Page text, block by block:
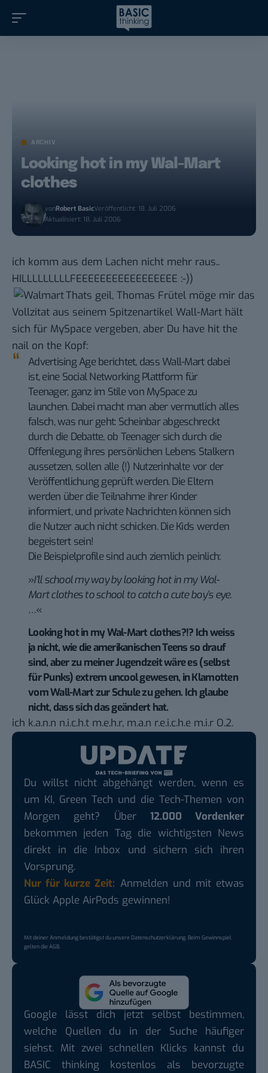
ARCHIV
Looking hot in my Wal-Mart
clothes
vonRobert BasicVeröffentlicht: 18. Juli 2006
Aktualisiert: 18. Juli 2006
ich komm aus dem Lachen nicht mehr raus..
HILLLLLLLLLFEEEEEEEEEEEEEEEEE :-))
Thats geil, Thomas Frütel möge mir das
Vollzitat aus seinem Spitzenartikel Wall-Mart hält
sich für MySpace vergeben, aber Du have hit the
nail on the Kopf:
Advertising Age berichtet, dass Wall-Mart dabei
ist, eine Social Networking Plattform für
Teenager, ganz im Stile von MySpace zu
launchen. Dabei macht man aber vermutlich alles
falsch, was nur geht: Scheinbar abgeschreckt
durch die Debatte, ob Teenager sich durch die
Offenlegung ihres persönlichen Lebens Stalkern
aussetzen, sollen alle (!) Nutzerinhalte vor der
Veröffentlichung geprüft werden. Die Eltern
werden über die Teilnahme ihrer Kinder
informiert, und private Nachrichten können sich
die Nutzer auch nicht schicken. Die Kids werden
begeistert sein!
Die Beispielprofile sind auch ziemlich peinlich:
»I’ll school my way by looking hot in my Wal-
Mart clothes to school to catch a cute boy’s eye.
…«
Looking hot in my Wal-Mart clothes?!? Ich weiss
ja nicht, wie die amerikanischen Teens so drauf
sind, aber zu meiner Jugendzeit wäre es (selbst
für Punks) extrem uncool gewesen, in Klamotten
vom Wall-Mart zur Schule zu gehen. Ich glaube
nicht, dass sich das geändert hat.
ich k.a.n.n n.i.c.h.t m.e.h.r, m.a.n r.e.i.c.h.e m.i.r O.2.
Du willst nicht abgehängt werden, wenn es
um KI, Green Tech und die Tech-Themen von
Morgen geht? Über 12.000 Vordenker
bekommen jeden Tag die wichtigsten News
direkt in die Inbox und sichern sich ihren
Vorsprung.
Nur für kurze Zeit: Anmelden und mit etwas
Glück Apple AirPods gewinnen!
Mit deiner Anmeldung bestätigst du unsereDatenschutzerklärung. Beim Gewinnspiel
gelten dieAGB.
Google lässt dich jetzt selbst bestimmen,
welche Quellen du in der Suche häufiger
siehst. Mit zwei schnellen Klicks kannst du
BASIC thinking kostenlos als bevorzugte